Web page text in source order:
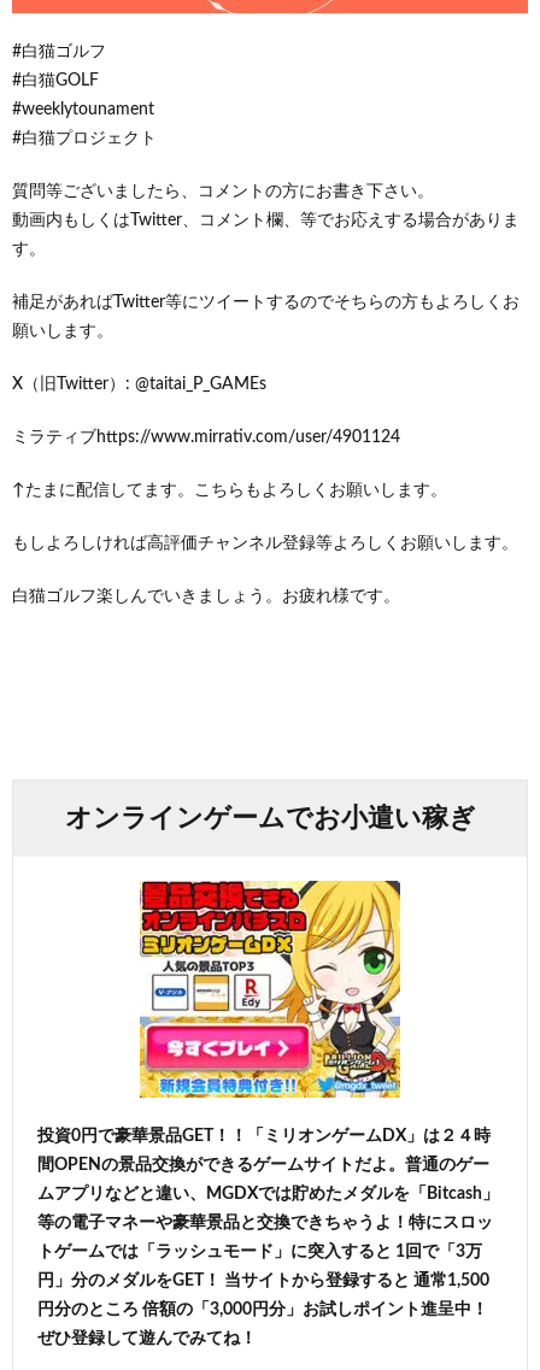
#白猫ゴルフ
#白猫GOLF
#weeklytounament
#白猫プロジェクト
質問等ございましたら、コメントの方にお書き下さい。
動画内もしくはTwitter、コメント欄、等でお応えする場合がありま
す。
補足があればTwitter等にツイートするのでそちらの方もよろしくお
願いします。
X（旧Twitter）: @taitai_P_GAMEs
ミラティブhttps://www.mirrativ.com/user/4901124
↑たまに配信してます。こちらもよろしくお願いします。
もしよろしければ高評価チャンネル登録等よろしくお願いします。
白猫ゴルフ楽しんでいきましょう。お疲れ様です。
オンラインゲームでお小遣い稼ぎ
投資0円で豪華景品GET！！「ミリオンゲームDX」は２４時
間OPENの景品交換ができるゲームサイトだよ。普通のゲー
ムアプリなどと違い、MGDXでは貯めたメダルを「Bitcash」
等の電子マネーや豪華景品と交換できちゃうよ！特にスロッ
トゲームでは「ラッシュモード」に突入すると 1回で「3万
円」分のメダルをGET！ 当サイトから登録すると 通常1,500
円分のところ 倍額の「3,000円分」お試しポイント進呈中！
ぜひ登録して遊んでみてね！